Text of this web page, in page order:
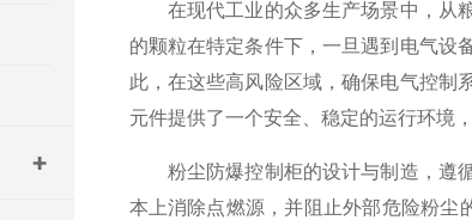
在现代工业的众多生产场景中，从粮
的颗粒在特定条件下，一旦遇到电气设
此，在这些高风险区域，确保电气控制
元件提供了一个安全、稳定的运行环境
粉尘防爆控制柜的设计与制造，遵循
本上消除点燃源，并阻止外部危险粉尘